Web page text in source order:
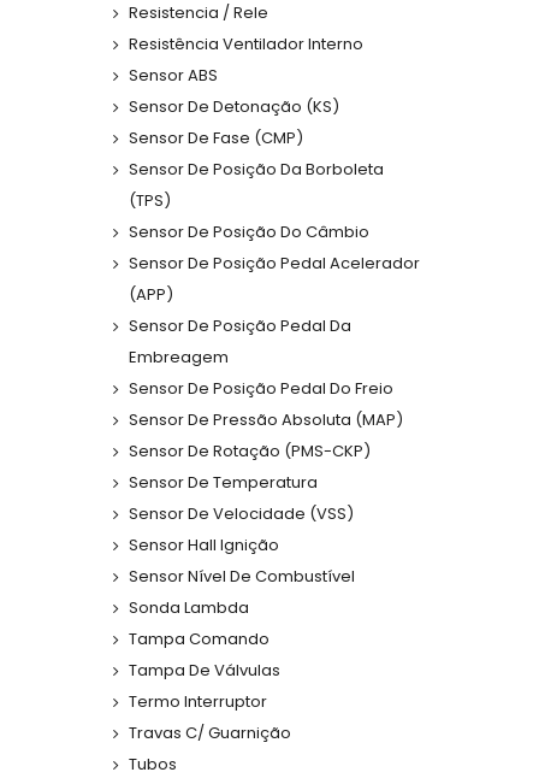
Resistencia / Rele
Resistência Ventilador Interno
Sensor ABS
Sensor De Detonação (KS)
Sensor De Fase (CMP)
Sensor De Posição Da Borboleta
(TPS)
Sensor De Posição Do Câmbio
Sensor De Posição Pedal Acelerador
(APP)
Sensor De Posição Pedal Da
Embreagem
Sensor De Posição Pedal Do Freio
Sensor De Pressão Absoluta (MAP)
Sensor De Rotação (PMS-CKP)
Sensor De Temperatura
Sensor De Velocidade (VSS)
Sensor Hall Ignição
Sensor Nível De Combustível
Sonda Lambda
Tampa Comando
Tampa De Válvulas
Termo Interruptor
Travas C/ Guarnição
Tubos